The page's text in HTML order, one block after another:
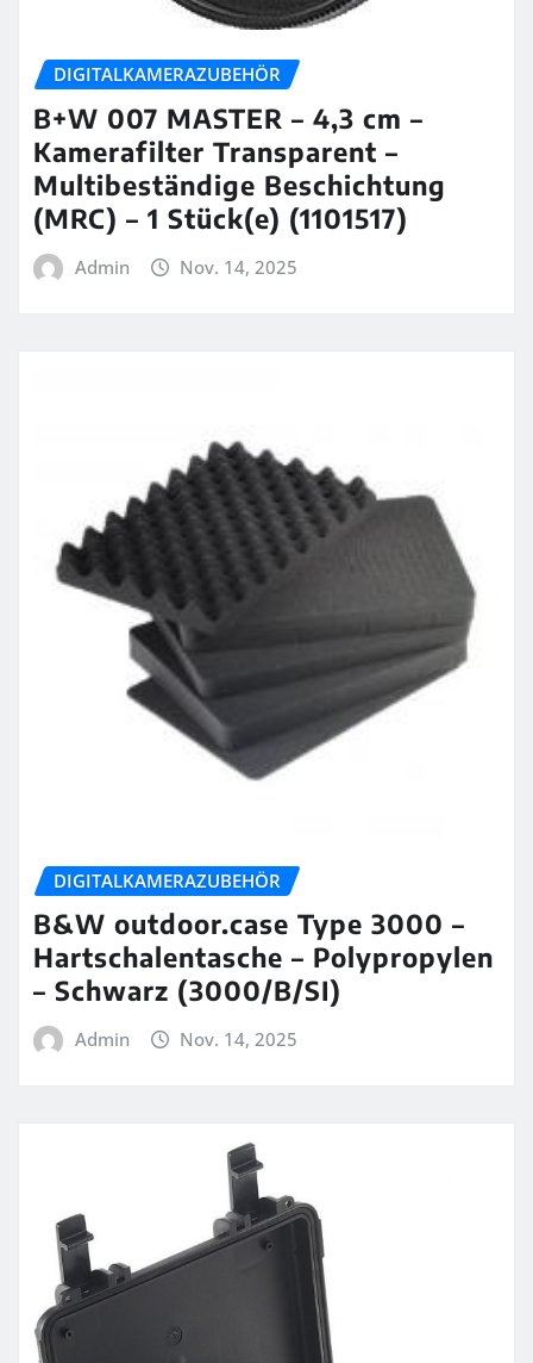
DIGITALKAMERAZUBEHÖR
B+W 007 MASTER – 4,3 cm –
Kamerafilter Transparent –
Multibeständige Beschichtung
(MRC) – 1 Stück(e) (1101517)
Admin Nov. 14, 2025
DIGITALKAMERAZUBEHÖR
B&W outdoor.case Type 3000 –
Hartschalentasche – Polypropylen
– Schwarz (3000/B/SI)
Admin Nov. 14, 2025